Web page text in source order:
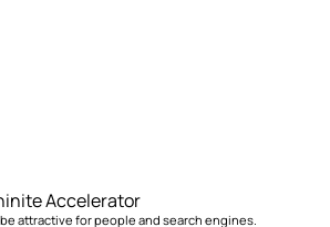
Accelerator
attractive for people and search engines.